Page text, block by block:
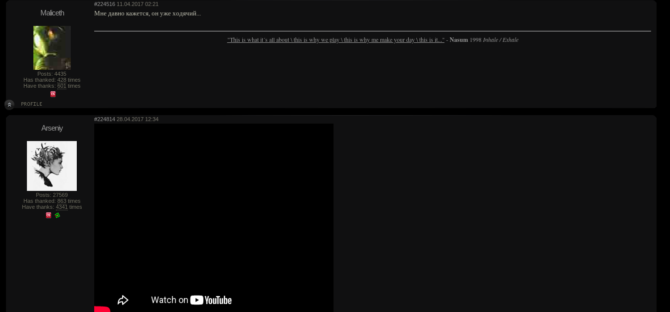
#224516 11.04.2017 02:21
Maliceth
Posts: 4435
Has thanked: 428times
Have thanks: 601 times
Мне давно кажется, он уже ходячий...
"This is what it´s all about \ this is why we play \ this is why me make your day \ this is it..." -Nasum 1998 Inhale / Exhale
#224814 28.04.2017 12:34
Arseniy
Posts: 27569
Has thanked: 863times
Have thanks: 4341 times